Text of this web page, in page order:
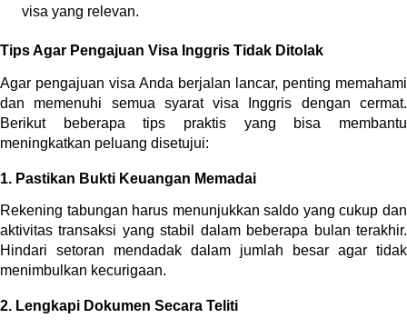
visa yang relevan.
Tips Agar Pengajuan Visa Inggris Tidak Ditolak
Agar pengajuan visa Anda berjalan lancar, penting memahami
dan memenuhi semua syarat visa Inggris dengan cermat.
Berikut beberapa tips praktis yang bisa membantu
meningkatkan peluang disetujui:
1. Pastikan Bukti Keuangan Memadai
Rekening tabungan harus menunjukkan saldo yang cukup dan
aktivitas transaksi yang stabil dalam beberapa bulan terakhir.
Hindari setoran mendadak dalam jumlah besar agar tidak
menimbulkan kecurigaan.
2. Lengkapi Dokumen Secara Teliti